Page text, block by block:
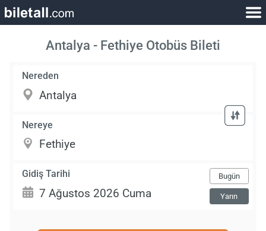
Antalya - Fethiye Otobüs Bileti
Nereden
Nereye
Gidiş Tarihi Bugün
Yarın